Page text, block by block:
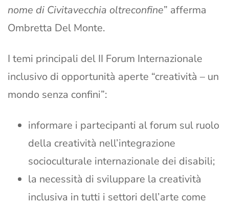
nome di Civitavecchia oltreconfine” afferma
Ombretta Del Monte.
I temi principali del II Forum Internazionale
inclusivo di opportunità aperte “creatività – un
mondo senza confini”:
informare i partecipanti al forum sul ruolo
della creatività nell’integrazione
socioculturale internazionale dei disabili;
la necessità di sviluppare la creatività
inclusiva in tutti i settori dell’arte come